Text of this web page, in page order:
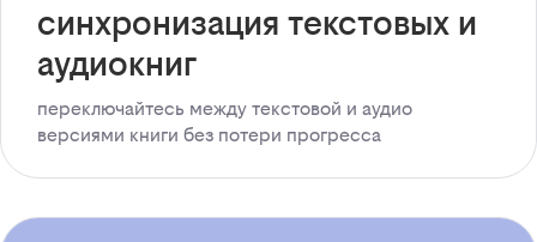
синхронизация текстовых и
аудиокниг
переключайтесь между текстовой и аудио
версиями книги без потери прогресса